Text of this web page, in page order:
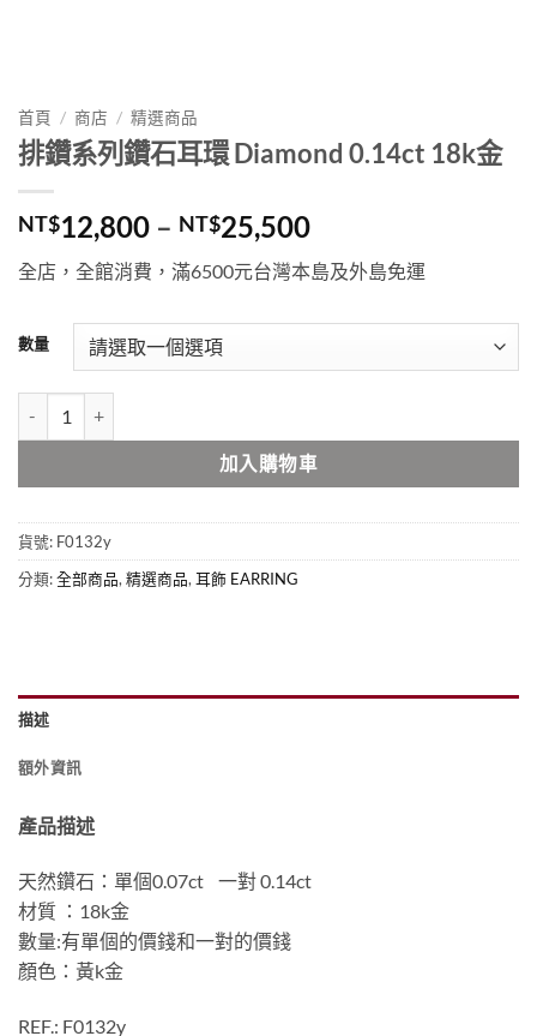
首頁 / 商店 / 精選商品
排鑽系列鑽石耳環 Diamond 0.14ct 18k金
NT$12,800 – NT$25,500價
格
範
到
全店，全館消費，滿6500元台灣本島及外島免運
數量
加入購物車
貨號: F0132y
分類:全部商品, 精選商品, 耳飾 EARRING
描述
額外資訊
產品描述
天然鑽石：單個0.07ct 一對 0.14ct
材質 ：18k金
數量:有單個的價錢和一對的價錢
顏色：黃k金
REF.: F0132y